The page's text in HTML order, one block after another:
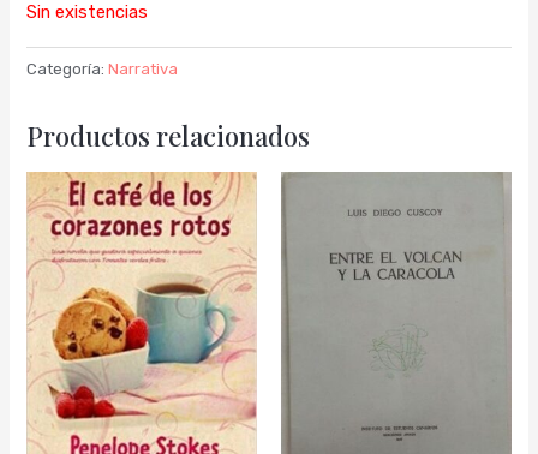
Sin existencias
Categoría:Narrativa
Productos relacionados